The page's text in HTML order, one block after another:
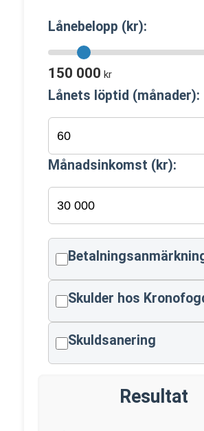
Lånebelopp (kr):
150 000 kr
Lånets löptid (månader):
Månadsinkomst (kr):
Skulder hos
Skuldsanering
Resultat